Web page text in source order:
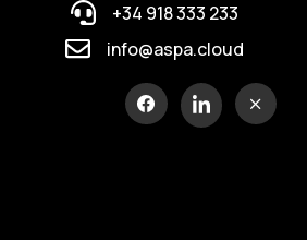
+34 918 333 233
info@aspa.cloud